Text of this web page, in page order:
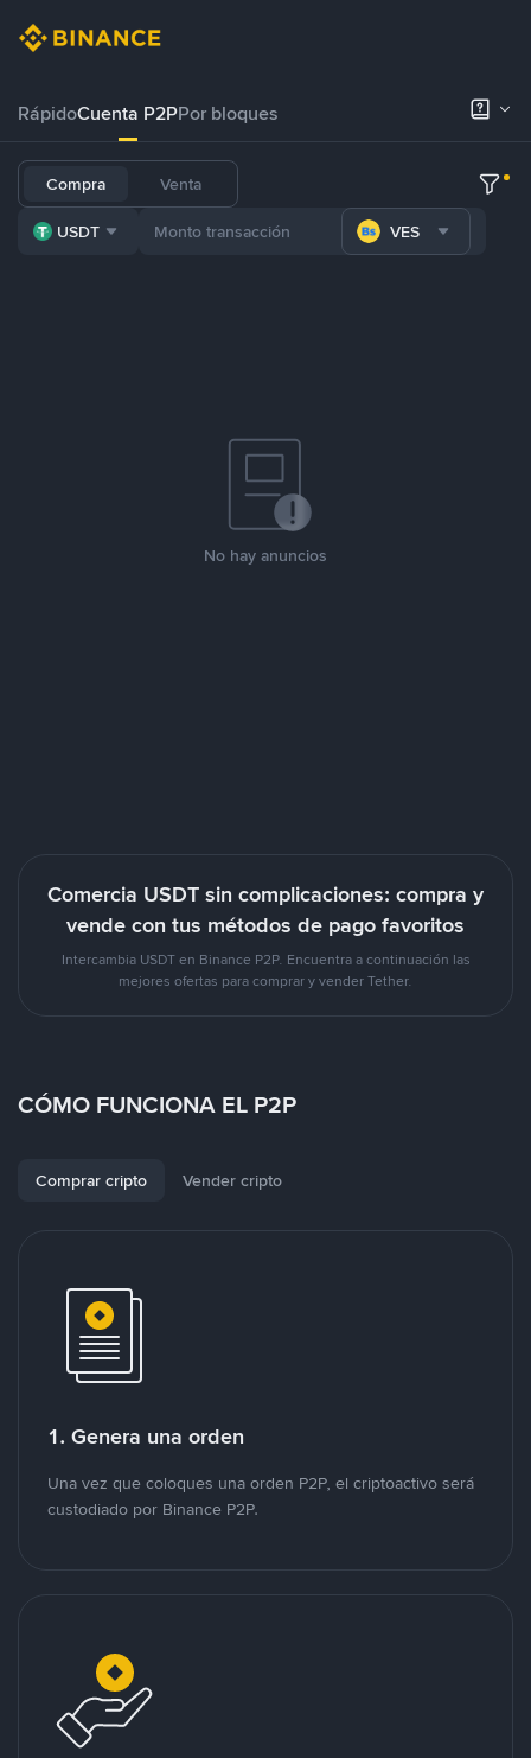
RápidoCuenta P2PPor bloques
Compra Venta
USDT VES
No hay anuncios
Comercia USDT sin complicaciones: compra y
vende con tus métodos de pago favoritos
Intercambia USDT en Binance P2P. Encuentra a continuación las
mejores ofertas para comprar y vender Tether.
CÓMO FUNCIONA EL P2P
Comprar cripto Vender cripto
1. Genera una orden
Una vez que coloques una orden P2P, el criptoactivo será
custodiado por Binance P2P.